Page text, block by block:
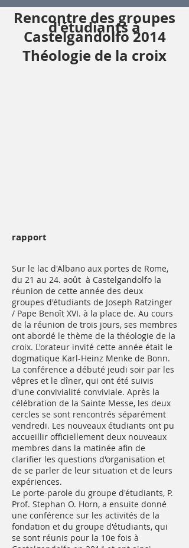
Rencontre des groupes
d'étudiants à
Castelgandolfo 2014
Théologie de la croix
rapport
Sur le lac d'Albano aux portes de Rome,
du 21 au 24. août à Castelgandolfo la
réunion de cette année des deux
groupes d'étudiants de Joseph Ratzinger
/ Pape Benoît XVI. à la place de. Au cours
de la réunion de trois jours, ses membres
ont abordé le thème de la théologie de la
croix. L'orateur invité cette année était le
dogmatique Karl-Heinz Menke de Bonn.
La conférence a débuté jeudi soir par les
vêpres et le dîner, qui ont été suivis
d'une convivialité conviviale. Après la
célébration de la Sainte Messe, les deux
cercles se sont rencontrés séparément
vendredi. Les nouveaux étudiants ont pu
accueillir officiellement deux nouveaux
membres dans la matinée afin de
clarifier les questions d'organisation et
de se parler de leur situation et de leurs
expériences.
Le porte-parole du groupe d'étudiants, P.
Prof. Stephan O. Horn, a ensuite donné
une conférence sur les activités de la
fondation et du groupe d'étudiants, qui
se sont réunis pour la 10e fois à